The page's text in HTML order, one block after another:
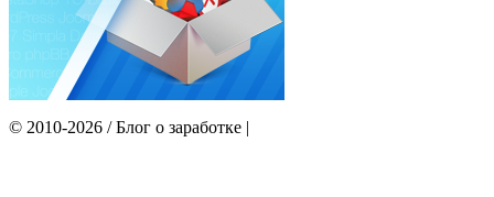
© 2010-2026 / Блог о заработке |